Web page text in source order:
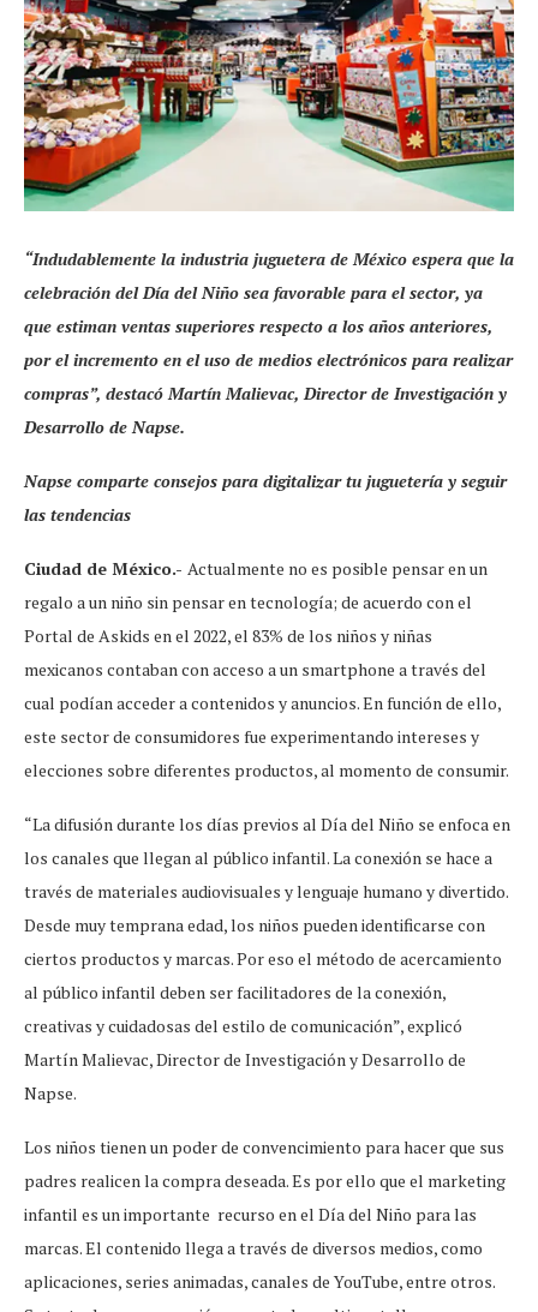
“Indudablemente la industria juguetera de México espera que la
celebración del Día del Niño sea favorable para el sector, ya
que estiman ventas superiores respecto a los años anteriores,
por el incremento en el uso de medios electrónicos para realizar
compras”, destacó Martín Malievac, Director de Investigación y
Desarrollo de Napse.
Napse comparte consejos para digitalizar tu juguetería y seguir
las tendencias
Ciudad de México.- Actualmente no es posible pensar en un
regalo a un niño sin pensar en tecnología; de acuerdo con el
Portal de Askids en el 2022, el 83% de los niños y niñas
mexicanos contaban con acceso a un smartphone a través del
cual podían acceder a contenidos y anuncios. En función de ello,
este sector de consumidores fue experimentando intereses y
elecciones sobre diferentes productos, al momento de consumir.
“La difusión durante los días previos al Día del Niño se enfoca en
los canales que llegan al público infantil. La conexión se hace a
través de materiales audiovisuales y lenguaje humano y divertido.
Desde muy temprana edad, los niños pueden identificarse con
ciertos productos y marcas. Por eso el método de acercamiento
al público infantil deben ser facilitadores de la conexión,
creativas y cuidadosas del estilo de comunicación”, explicó
Martín Malievac, Director de Investigación y Desarrollo de
Napse.
Los niños tienen un poder de convencimiento para hacer que sus
padres realicen la compra deseada. Es por ello que el marketing
infantil es un importante recurso en el Día del Niño para las
marcas. El contenido llega a través de diversos medios, como
aplicaciones, series animadas, canales de YouTube, entre otros.